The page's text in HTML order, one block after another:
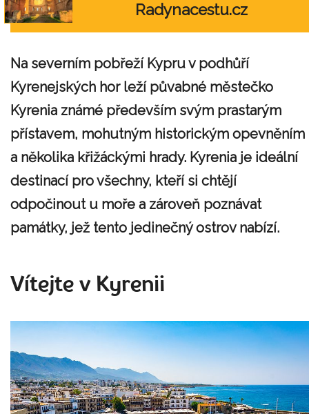
Radynacestu.cz
Na severním pobřeží Kypru v podhůří
Kyrenejských hor leží půvabné městečko
Kyrenia známé především svým prastarým
přístavem, mohutným historickým opevněním
a několika křižáckými hrady. Kyrenia je ideální
destinací pro všechny, kteří si chtějí
odpočinout u moře a zároveň poznávat
památky, jež tento jedinečný ostrov nabízí.
Vítejte v Kyrenii